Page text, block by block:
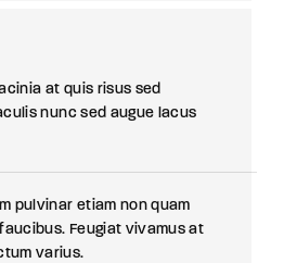
at quis risus sed
nunc sed augue lacus
pulvinar etiam non quam
Feugiat vivamus at
varius.